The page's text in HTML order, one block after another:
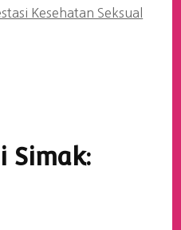
Kesehatan Seksual
Simak: